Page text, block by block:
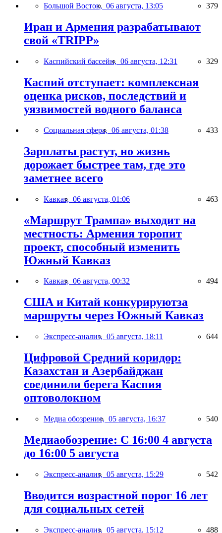
Большой Восток, 06 августа, 13:05 379
Иран и Армения разрабатывают
свой «TRIPP»
Каспийский бассейн, 06 августа, 12:31 329
Каспий отступает: комплексная
оценка рисков, последствий и
уязвимостей водного баланса
Социальная сфера, 06 августа, 01:38 433
Зарплаты растут, но жизнь
дорожает быстрее там, где это
заметнее всего
Кавказ, 06 августа, 01:06 463
«Маршрут Трампа» выходит на
местность: Армения торопит
проект, способный изменить
Южный Кавказ
Кавказ, 06 августа, 00:32 494
США и Китай конкурируютза
маршруты через Южный Кавказ
Экспресс-анализ, 05 августа, 18:11 644
Цифровой Средний коридор:
Казахстан и Азербайджан
соединили берега Каспия
оптоволокном
Медиа обозрение, 05 августа, 16:37 540
Медиаобозрение: С 16:00 4 августа
до 16:00 5 августа
Экспресс-анализ, 05 августа, 15:29 542
Вводится возрастной порог 16 лет
для социальных сетей
Экспресс-анализ, 05 августа, 15:12 488